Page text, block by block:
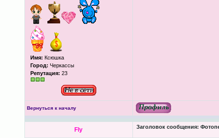
Имя: Ксюшка
Город: Черкассы
Репутация: 23
Вернуться к началу
Fly Заголовок сообщения: